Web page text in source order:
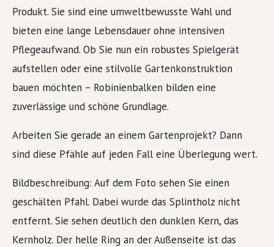
Produkt. Sie sind eine umweltbewusste Wahl und
bieten eine lange Lebensdauer ohne intensiven
Pflegeaufwand. Ob Sie nun ein robustes Spielgerät
aufstellen oder eine stilvolle Gartenkonstruktion
bauen möchten – Robinienbalken bilden eine
zuverlässige und schöne Grundlage.
Arbeiten Sie gerade an einem Gartenprojekt? Dann
sind diese Pfähle auf jeden Fall eine Überlegung wert.
Bildbeschreibung: Auf dem Foto sehen Sie einen
geschälten Pfahl. Dabei wurde das Splintholz nicht
entfernt. Sie sehen deutlich den dunklen Kern, das
Kernholz. Der helle Ring an der Außenseite ist das